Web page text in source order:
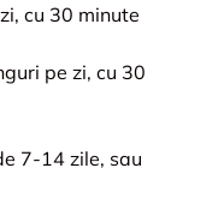
cu 30 minute
pe zi, cu 30
7-14 zile, sau